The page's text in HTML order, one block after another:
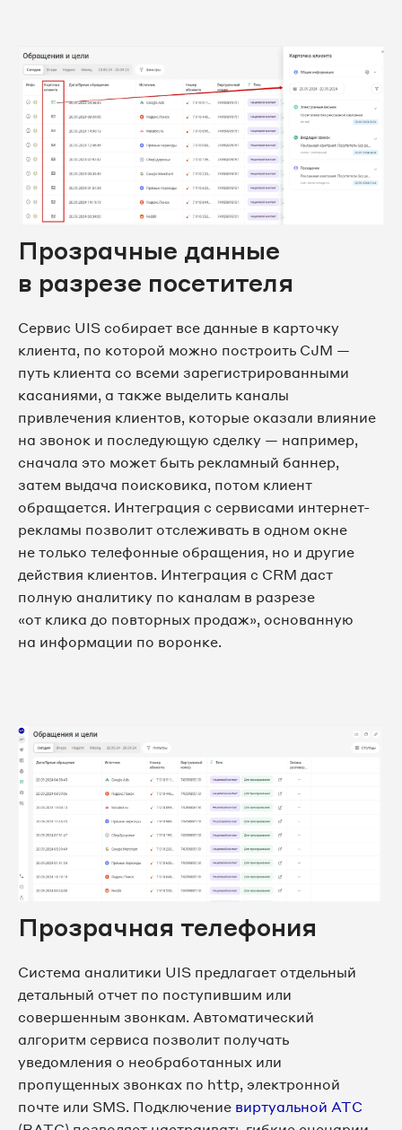
Прозрачные данные
в разрезе посетителя
Сервис UIS собирает все данные в карточку
клиента, по которой можно построить CJM —
путь клиента со всеми зарегистрированными
касаниями, а также выделить каналы
привлечения клиентов, которые оказали влияние
на звонок и последующую сделку — например,
сначала это может быть рекламный баннер,
затем выдача поисковика, потом клиент
обращается. Интеграция с сервисами интернет-
рекламы позволит отслеживать в одном окне
не только телефонные обращения, но и другие
действия клиентов. Интеграция с CRM даст
полную аналитику по каналам в разрезе
«от клика до повторных продаж», основанную
на информации по воронке.
Прозрачная телефония
Система аналитики UIS предлагает отдельный
детальный отчет по поступившим или
совершенным звонкам. Автоматический
алгоритм сервиса позволит получать
уведомления о необработанных или
пропущенных звонках по http, электронной
почте или SMS. Подключение виртуальной АТС